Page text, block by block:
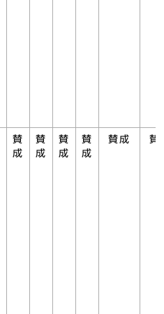
賛
成
賛
成
賛
成
賛
成
賛成 賛